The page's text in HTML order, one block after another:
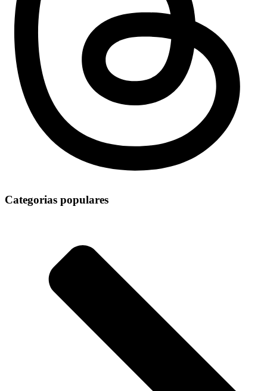
Categorias populares